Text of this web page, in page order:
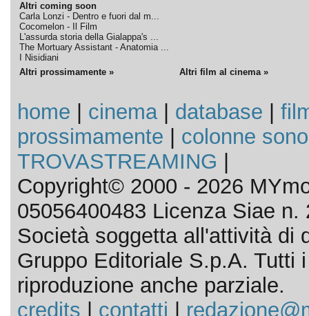
Altri coming soon
Carla Lonzi - Dentro e fuori dal m...
Cocomelon - Il Film
L'assurda storia della Gialappa's ...
The Mortuary Assistant - Anatomia ...
I Nisidiani
Altri prossimamente » Altri film al cinema »
home cinema| database
prossimamente
colonne
TROVASTREAMING
Copyright© 2000 - 2026
05056400483 Licenza Siae n.
Società soggetta all'attività di
Gruppo Editoriale S.p.A. Tutti
riproduzione anche parziale.
credits
contatti